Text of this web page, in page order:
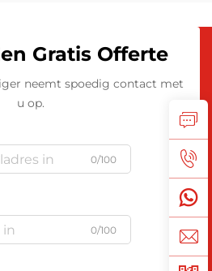
Gratis Offerte
neemt spoedig contact met
u op.
0/100
0/100